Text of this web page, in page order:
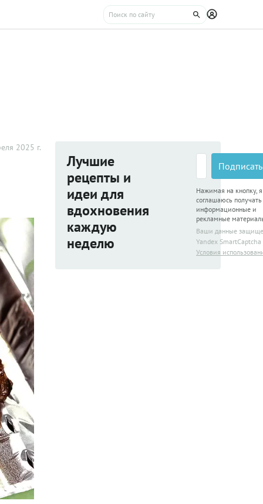
2025 г.
Лучшие
рецепты и
идеи для
вдохновения
каждую
неделю
Нажимая на кнопку, я
соглашаюсь получать
информационные и
рекламные
Ваши данные
Yandex SmartCaptcha
Условия